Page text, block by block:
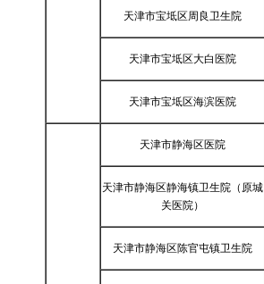
天津市宝坻区周良卫生院
天津市宝坻区大白医院
天津市宝坻区海滨医院
天津市静海区医院
天津市静海区静海镇卫生院（原城
关医院）
天津市静海区陈官屯镇卫生院